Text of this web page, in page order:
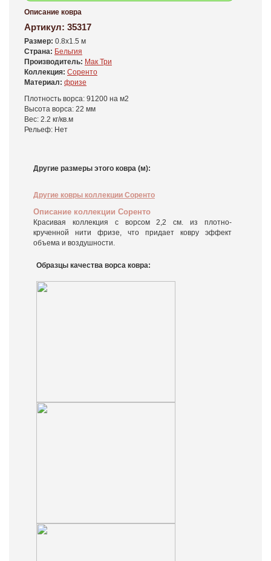
Описание ковра
Артикул: 35317
Размер: 0.8x1.5 м
Страна: Бельгия
Производитель: Мак Три
Коллекция: Соренто
Материал: фризе
Плотность ворса: 91200 на м2
Высота ворса: 22 мм
Вес: 2.2 кг/кв.м
Рельеф: Нет
Другие размеры этого ковра (м):
Другие ковры коллекции Соренто
Описание коллекции Соренто
Красивая коллекция с ворсом 2,2 см. из плотно-
крученной нити фризе, что придает ковру эффект
объема и воздушности.
Образцы качества ворса ковра: